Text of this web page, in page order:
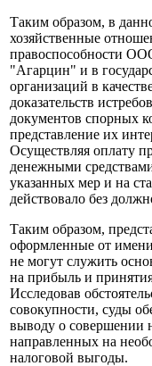
Таким образом, в
хозяйственные
правоспособности
"Агарцин" и в
организаций в
доказательств
документов спорных
представление их
Осуществляя оплату
денежными
указанных мер и на
действовало без
Таким образом,
оформленные от
не могут служить
на прибыль и
Исследовав
совокупности, суды
выводу о совершении
направленных на
налоговой выгоды.